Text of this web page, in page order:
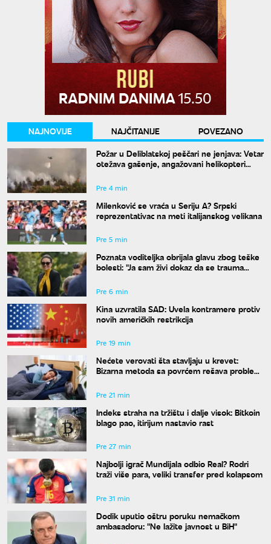
NAJNOVIJE NAJČITANIJE
POVEZANO
Požar u Deliblatskoj peščari ne jenjava: Vetar
otežava gašenje, angažovani helikopteri
Pre 4 min
Milenković se vraća u Seriju A? Srpski
reprezentativac na meti italijanskog velikana
Pre 5 min
Poznata voditeljka obrijala glavu zbog teške
bolesti: "Ja sam živi dokaz da se trauma
Pre 6 min
Kina uzvratila SAD: Uvela kontramere protiv
novih američkih restrikcija
Pre 19 min
Nećete verovati šta stavljaju u krevet:
Bizarna metoda sa povrćem rešava problem
Pre 21 min
Indeks straha na tržištu i dalje visok: Bitkoin
blago pao, itirijum nastavio rast
Pre 27 min
Najbolji igrač Mundijala odbio Real? Rodri
traži više para, veliki transfer pred kolapsom
Pre 31 min
Dodik uputio oštru poruku nemačkom
ambasadoru: "Ne lažite javnost u BiH"